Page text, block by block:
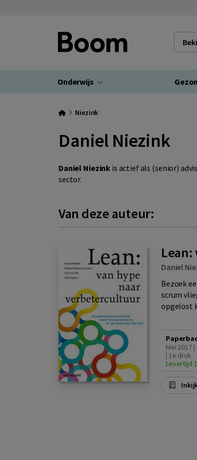
Onderwijs
Niezink
Daniel Niezink
Daniel Niezink is actief als (senior)
sector.
Van deze auteur:
Daniel
Bezoek
scrum
opgelost
Mei 2017 |
| 1e druk
Levertijd